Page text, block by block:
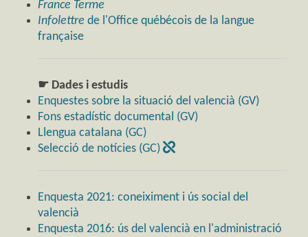
France Terme
Infolettre de l'Office québécois de la langue
française
☛ Dades i estudis
Enquestes sobre la situació del valencià (GV)
Fons estadístic documental (GV)
Llengua catalana (GC)
Selecció de notícies (GC)
Enquesta 2021: coneiximent i ús social del
valencià
Enquesta 2016: ús del valencià en l'administració